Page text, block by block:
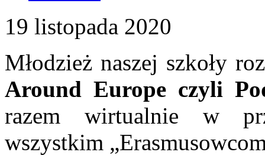
19 listopada 2020
Młodzież naszej szkoły
Around Europe czyli
razem wirtualnie w
wszystkim